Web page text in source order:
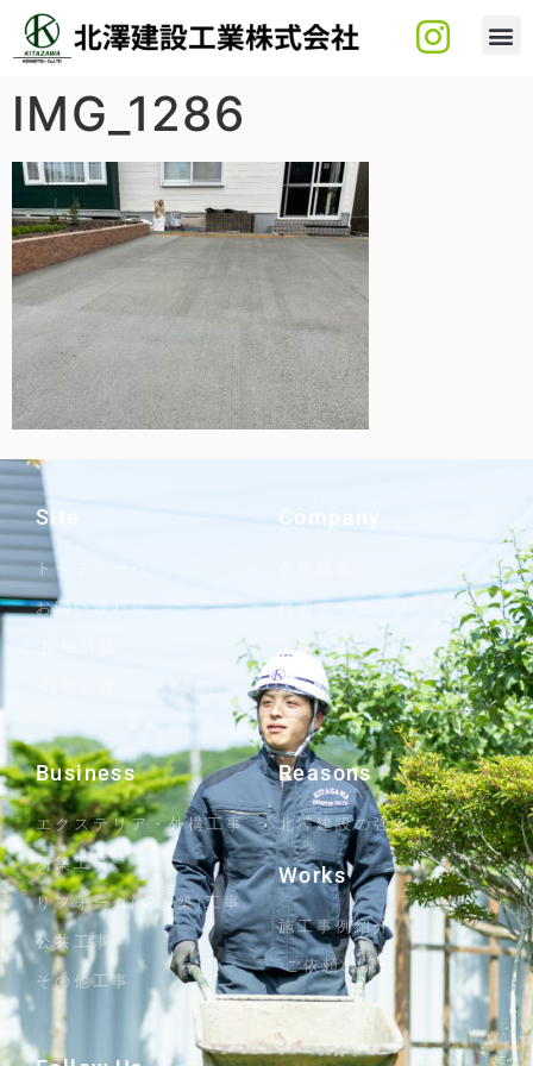
IMG_1286
Site
トップページ
お問い合わせ
Company
代表メッセージ
沿革
スタッフブログ
Business
エクステリア・外構工事
新築工事
リフォーム(増改築)工事
公共工事
その他工事
Reasons
北澤建設の強み
Works
施工事例紹介
ご依頼の流れ